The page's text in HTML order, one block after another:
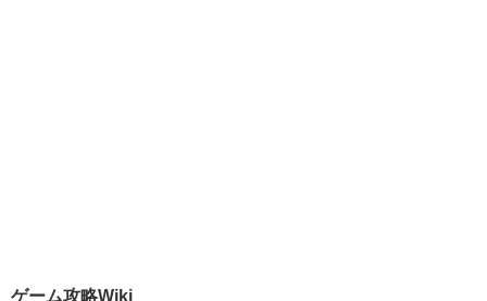
ゲーム攻略Wiki